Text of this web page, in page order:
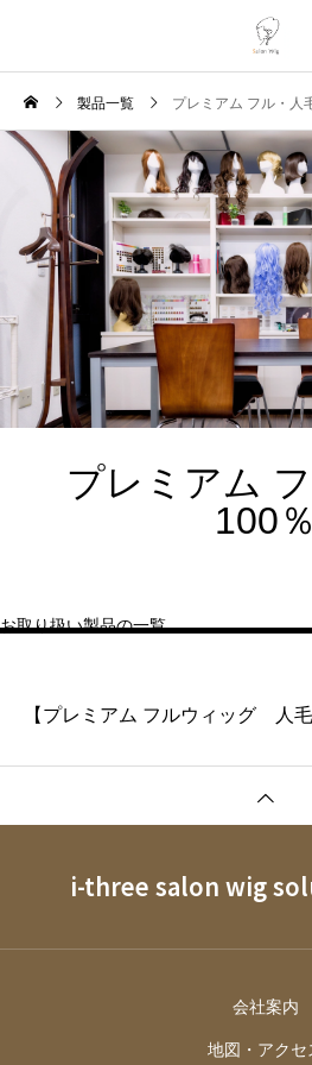
製品一覧 プレミアム フル・人
プレミアム
100％
お取り扱い製品の一覧
【プレミアム フルウィッグ 人毛
i-three salon wig
会社案内
地図・アクセ